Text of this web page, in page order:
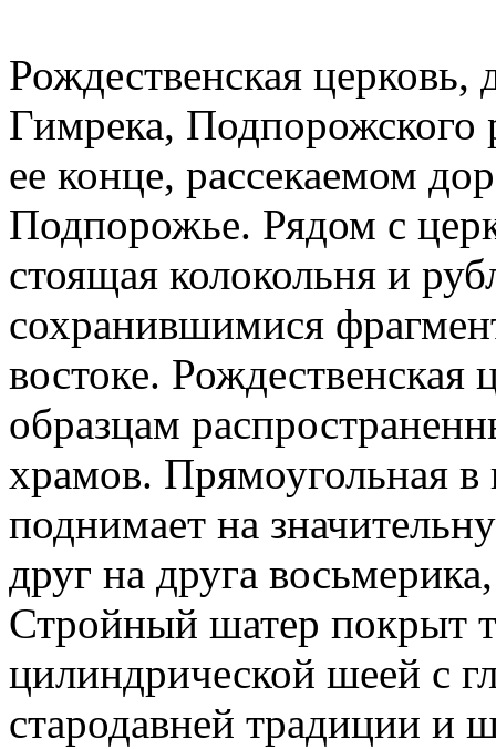
Рождественская церковь,
Гимрека, Подпорожского
ее конце, рассекаемом
Подпорожье. Рядом с
стоящая колокольня и
сохранившимися
востоке.
образцам
храмов. Прямоугольная в
поднимает на
друг на друга
Стройный шатер покрыт
цилиндрической шеей с
стародавней традиции и